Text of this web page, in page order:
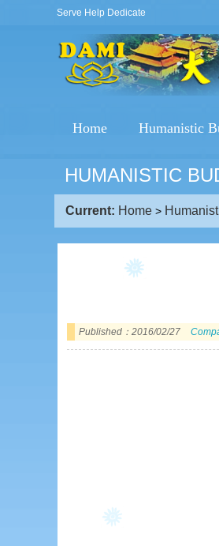
Serve Help Dedicate
Home Humanistic
HUMANISTIC
Current: Home>
Published：2016/02/27